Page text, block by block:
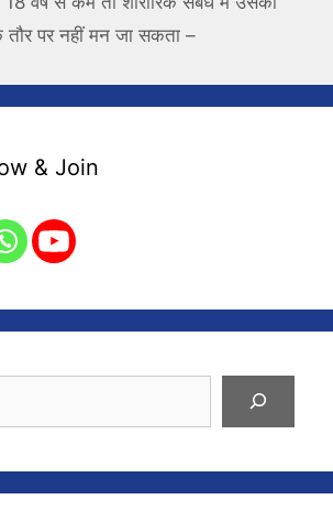
पर नहीं मन जा सकता –
& Join